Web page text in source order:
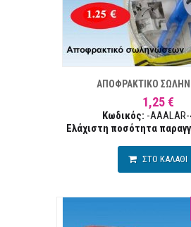
ΑΠΟΦΡΑΚΤΙΚΟ
1,25 €
Κωδικός: -
Ελάχιστη ποσότητα
ΣΤΟ ΚΑΛΑΘΙ